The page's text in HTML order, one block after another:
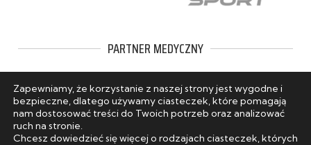
PARTNER MEDYCZNY
Zapewniamy, że korzystanie z naszej strony jest wygodne i
bezpieczne, dlatego używamy ciasteczek, które pomagają
nam dostosować treści do Twoich potrzeb oraz analizować
ruch na stronie.
Chcesz dowiedzieć się więcej o rodzajach ciasteczek, których